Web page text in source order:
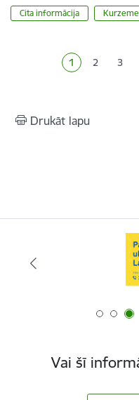
Cita informācija
Pašreizējā lapa
1 Lapa
2 Lapa
3
Drukāt lapu
Vai šī